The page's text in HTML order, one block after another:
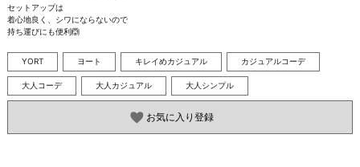
セットアップは
着心地良く、シワにならないので
持ち運びにも便利🙆
YORT ヨート キレイめカジュアル カジュアルコーデ
大人コーデ 大人カジュアル 大人シンプル
お気に入り登録